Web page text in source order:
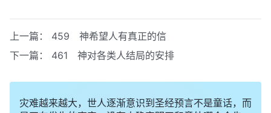
上一篇： 459 神希望人有真正的信
下一篇： 461 神对各类人结局的安排
灾难越来越大，世人逐渐意识到圣经预言不是童话，而